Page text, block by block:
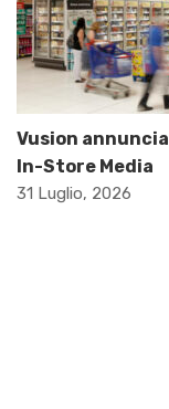
Vusion
In-Store Media
31 Luglio, 2026